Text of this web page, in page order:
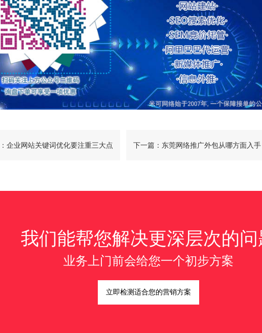
：企业网站关键词优化要注重三大点 下一篇：东莞网络推广外包从哪方面入
我们能帮您解决更深层次的问
业务上门前会给您一个初步方案
立即检测适合您的营销方案